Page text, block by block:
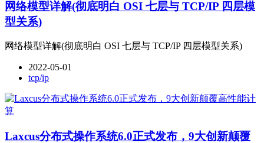
网络模型详解(彻底明白 OSI 七层与 TCP/IP 四层模
型关系)
网络模型详解(彻底明白 OSI 七层与 TCP/IP 四层模型关系)
2022-05-01
tcp/ip
Laxcus分布式操作系统6.0正式发布，9大创新颠覆